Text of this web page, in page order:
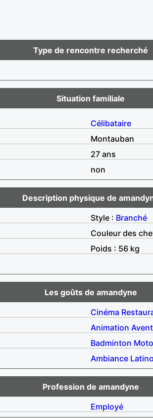
Type de rencontre recherché
Situation familiale
Célibataire
Montauban
27 ans
non
Description physique de
Style : Branché
Couleur des
Poids : 56 kg
Les goûts de amandyne
Cinéma
Animation
Badminton Moto
Ambiance Latino
Profession de amandyne
Employé